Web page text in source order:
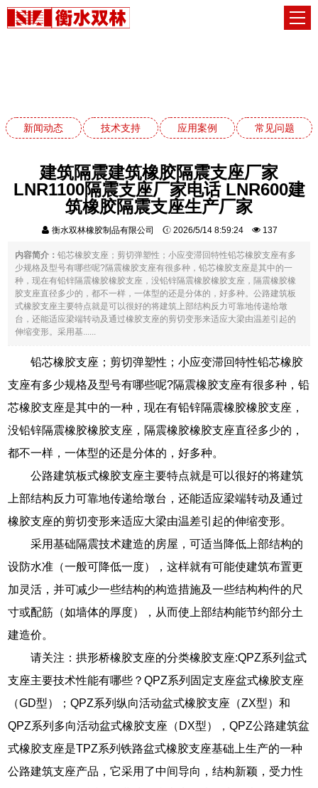
新闻动态 技术支持 应用案例 常见问题
建筑隔震建筑橡胶隔震支座厂家
LNR1100隔震支座厂家电话 LNR600建
筑橡胶隔震支座生产厂家
衡水双林橡胶制品有限公司 2026/5/14 8:59:24 137
内容简介：铅芯橡胶支座；剪切弹塑性；小应变滞回特性铅芯橡胶支座有多
少规格及型号有哪些呢?隔震橡胶支座有很多种，铅芯橡胶支座是其中的一
种，现在有铅锌隔震橡胶橡胶支座，没铅锌隔震橡胶橡胶支座，隔震橡胶橡
胶支座直径多少的，都不一样，一体型的还是分体的，好多种。公路建筑板
式橡胶支座主要特点就是可以很好的将建筑上部结构反力可靠地传递给墩
台，还能适应梁端转动及通过橡胶支座的剪切变形来适应大梁由温差引起的
伸缩变形。采用基......
铅芯橡胶支座；剪切弹塑性；小应变滞回特性铅芯橡胶
支座有多少规格及型号有哪些呢?隔震橡胶支座有很多种，铅
芯橡胶支座是其中的一种，现在有铅锌隔震橡胶橡胶支座，
没铅锌隔震橡胶橡胶支座，隔震橡胶橡胶支座直径多少的，
都不一样，一体型的还是分体的，好多种。
公路建筑板式橡胶支座主要特点就是可以很好的将建筑
上部结构反力可靠地传递给墩台，还能适应梁端转动及通过
橡胶支座的剪切变形来适应大梁由温差引起的伸缩变形。
采用基础隔震技术建造的房屋，可适当降低上部结构的
设防水准（一般可降低一度），这样就有可能使建筑布置更
加灵活，并可减少一些结构的构造措施及一些结构构件的尺
寸或配筋（如墙体的厚度），从而使上部结构能节约部分土
建造价。
请关注：拱形桥橡胶支座的分类橡胶支座:QPZ系列盆式
支座主要技术性能有哪些？QPZ系列固定支座盆式橡胶支座
（GD型）；QPZ系列纵向活动盆式橡胶支座（ZX型）和
QPZ系列多向活动盆式橡胶支座（DX型），QPZ公路建筑盆
式橡胶支座是TPZ系列铁路盆式橡胶支座基础上生产的一种
公路建筑支座产品，它采用了中间导向，结构新颖，受力性